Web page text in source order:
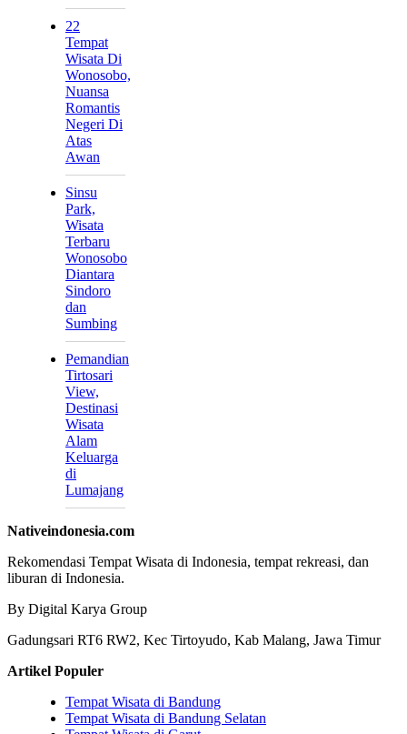
22
Tempat
Wisata Di
Wonosobo,
Nuansa
Romantis
Negeri Di
Atas
Awan
Sinsu
Park,
Wisata
Terbaru
Wonosobo
Diantara
Sindoro
dan
Sumbing
Pemandian
Tirtosari
View,
Destinasi
Wisata
Alam
Keluarga
di
Lumajang
Nativeindonesia.com
Rekomendasi Tempat Wisata di Indonesia, tempat rekreasi, dan
liburan di Indonesia.
By Digital Karya Group
Gadungsari RT6 RW2, Kec Tirtoyudo, Kab Malang, Jawa Timur
Artikel Populer
Tempat Wisata di Bandung
Tempat Wisata di Bandung Selatan